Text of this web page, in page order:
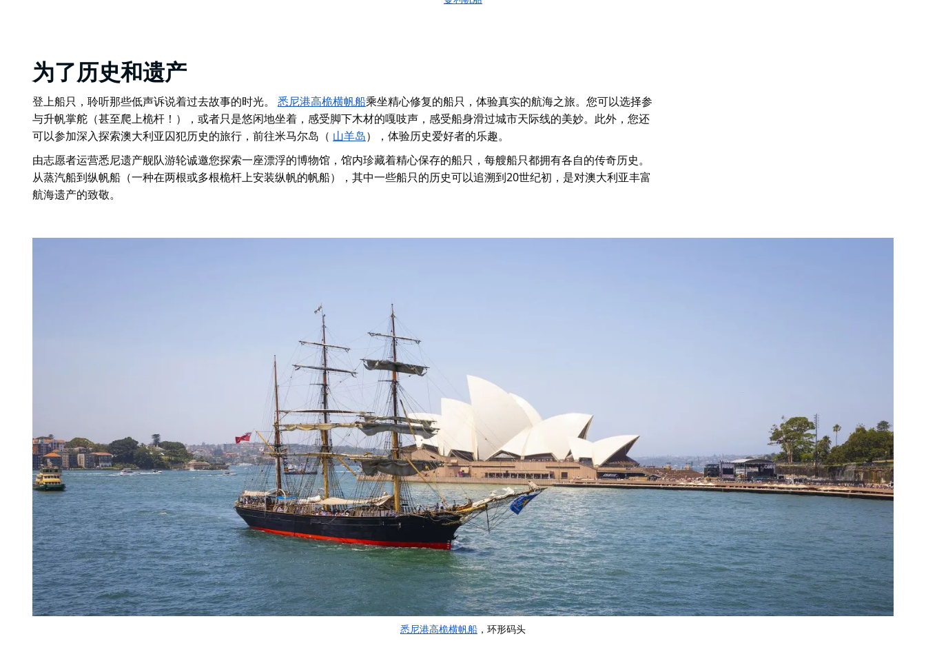
为了历史和遗产
登上船只，聆听那些低声诉说着过去故事的时光。 悉尼港高桅横帆船乘坐精心修复的船只，体验真实的航海之旅。您可以选择参
与升帆掌舵（甚至爬上桅杆！），或者只是悠闲地坐着，感受脚下木材的嘎吱声，感受船身滑过城市天际线的美妙。此外，您还
可以参加深入探索澳大利亚囚犯历史的旅行，前往米马尔岛（ 山羊岛），体验历史爱好者的乐趣。
由志愿者运营悉尼遗产舰队游轮诚邀您探索一座漂浮的博物馆，馆内珍藏着精心保存的船只，每艘船只都拥有各自的传奇历史。
从蒸汽船到纵帆船（一种在两根或多根桅杆上安装纵帆的帆船），其中一些船只的历史可以追溯到20世纪初，是对澳大利亚丰富
航海遗产的致敬。
悉尼港高桅横帆船 ，环形码头